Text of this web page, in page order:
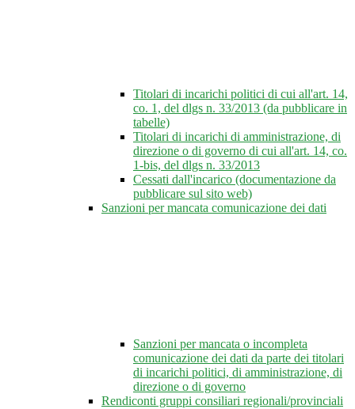
Titolari di incarichi politici di cui all'art. 14,
co. 1, del dlgs n. 33/2013 (da pubblicare in
tabelle)
Titolari di incarichi di amministrazione, di
direzione o di governo di cui all'art. 14, co.
1-bis, del dlgs n. 33/2013
Cessati dall'incarico (documentazione da
pubblicare sul sito web)
Sanzioni per mancata comunicazione dei dati
Sanzioni per mancata o incompleta
comunicazione dei dati da parte dei titolari
di incarichi politici, di amministrazione, di
direzione o di governo
Rendiconti gruppi consiliari regionali/provinciali